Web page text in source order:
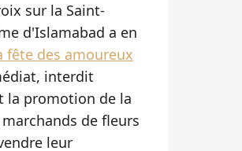
sur la Saint-
d'Islamabad a en
fête des amoureux
interdit
la promotion de la
de fleurs
leur